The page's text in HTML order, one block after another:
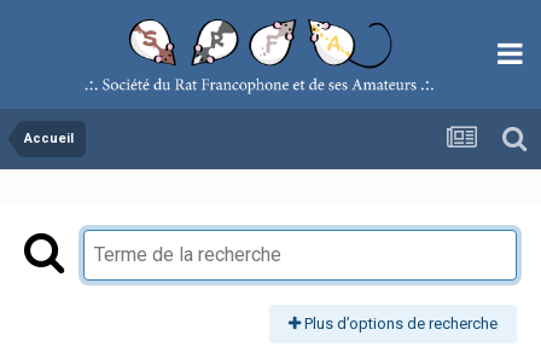
Accueil
Plus d’options de recherche